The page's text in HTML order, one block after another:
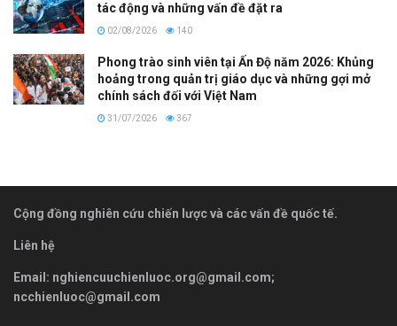
tác động và những vấn đề đặt ra
02/08/2026 140
Phong trào sinh viên tại Ấn Độ năm 2026: Khủng
hoảng trong quản trị giáo dục và những gợi mở
chính sách đối với Việt Nam
31/07/2026 367
Cộng đồng nghiên cứu chiến lược và các vấn đề quốc tế.
Liên hệ
Email: nghiencuuchienluoc.org@gmail.com;
ncchienluoc@gmail.com